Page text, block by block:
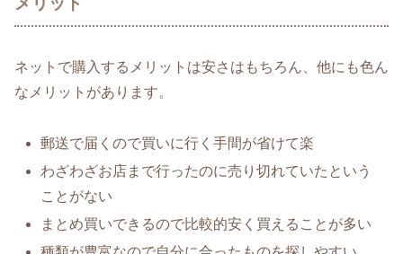
ネットで購入するメリットは安さはもちろん、他にも色ん
なメリットがあります。
郵送で届くので買いに行く手間が省けて楽
わざわざお店まで行ったのに売り切れていたという
ことがない
まとめ買いできるので比較的安く買えることが多い